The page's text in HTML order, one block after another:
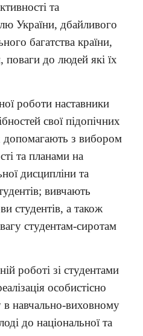
та
України, дбайливого
багатства країни,
поваги до людей які їх
роботи наставники
свої підопічних
допомагають з вибором
та планами на
дисципліни та
вивчають
студентів, а також
студентам-сиротам
роботі зі студентами
особистісно
в навчально-виховному
до національної та